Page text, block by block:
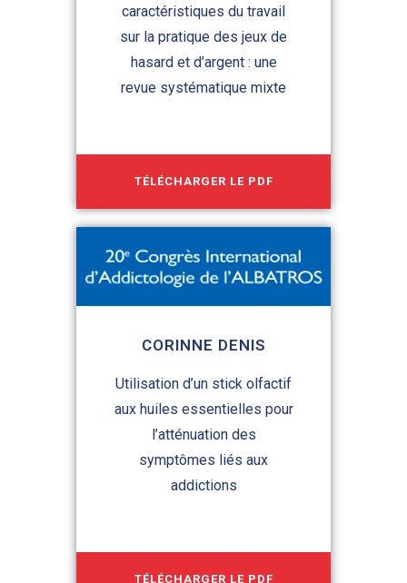
caractéristiques du travail
sur la pratique des jeux de
hasard et d’argent : une
revue systématique mixte
TÉLÉCHARGER LE PDF
CORINNE DENIS
Utilisation d’un stick olfactif
aux huiles essentielles pour
l’atténuation des
symptômes liés aux
addictions
TÉLÉCHARGER LE PDF